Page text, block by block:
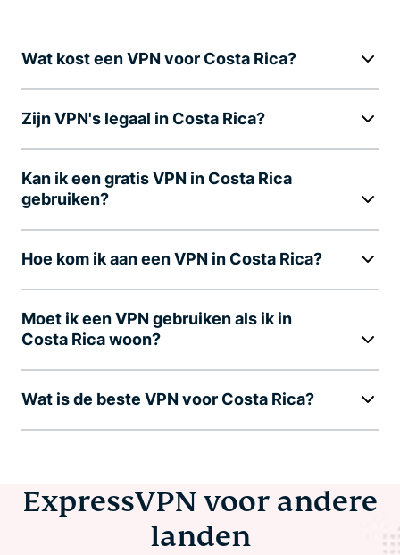
Wat kost een VPN voor Costa Rica?
Zijn VPN's legaal in Costa Rica?
Kan ik een gratis VPN in Costa Rica
gebruiken?
Hoe kom ik aan een VPN in Costa Rica?
Moet ik een VPN gebruiken als ik in
Costa Rica woon?
Wat is de beste VPN voor Costa Rica?
ExpressVPN voor andere
landen